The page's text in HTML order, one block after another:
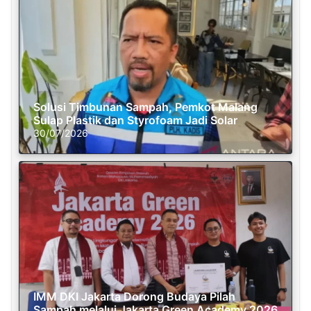
Solusi Timbunan Sampah, Pemkot Malang
Sulap Plastik dan Styrofoam Jadi Solar
30/07/2026
IMM DKI Jakarta Dorong Budaya Pilah